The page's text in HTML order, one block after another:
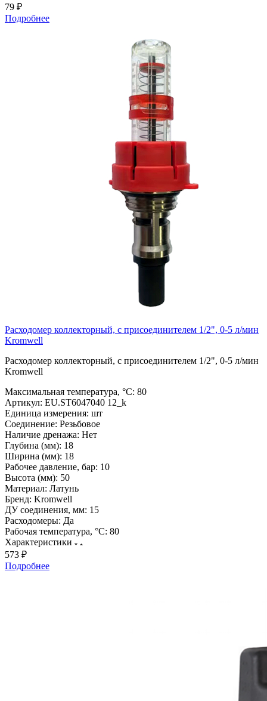
79 ₽
Подробнее
Расходомер коллекторный, с присоединителем 1/2", 0-5 л/мин
Kromwell
Расходомер коллекторный, с присоединителем 1/2", 0-5 л/мин
Kromwell
Максимальная температура, °С: 80
Артикул: EU.ST6047040 12_k
Единица измерения: шт
Соединение: Резьбовое
Наличие дренажа: Нет
Глубина (мм): 18
Ширина (мм): 18
Рабочее давление, бар: 10
Высота (мм): 50
Материал: Латунь
Бренд: Kromwell
ДУ соединения, мм: 15
Расходомеры: Да
Рабочая температура, °С: 80
Характеристики
573 ₽
Подробнее